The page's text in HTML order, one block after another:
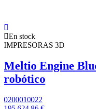
En stock
IMPRESORAS 3D
Meltio Engine
robótico
0200010022